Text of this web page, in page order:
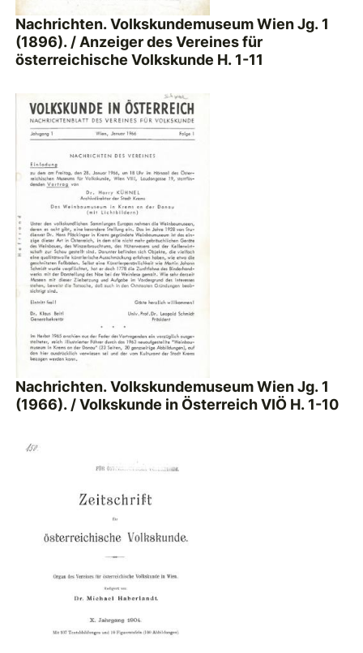
Nachrichten. Volkskundemuseum Wien Jg. 1
(1896). / Anzeiger des Vereines für
österreichische Volkskunde H. 1-11
Nachrichten. Volkskundemuseum Wien Jg. 1
(1966). / Volkskunde in Österreich VIÖ H. 1-10